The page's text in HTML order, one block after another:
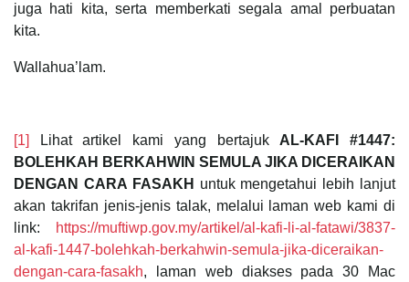
juga hati kita, serta memberkati segala amal perbuatan
kita.
Wallahua’lam.
[1] Lihat artikel kami yang bertajuk AL-KAFI #1447:
BOLEHKAH BERKAHWIN SEMULA JIKA DICERAIKAN
DENGAN CARA FASAKH untuk mengetahui lebih lanjut
akan takrifan jenis-jenis talak, melalui laman web kami di
link:
https://muftiwp.gov.my/artikel/al-kafi-li-al-fatawi/3837-
al-kafi-1447-bolehkah-berkahwin-semula-jika-diceraikan-
dengan-cara-fasakh, laman web diakses pada 30 Mac